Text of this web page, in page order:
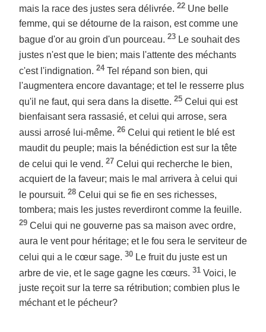
mais la race des justes sera délivrée. 22 Une belle
femme, qui se détourne de la raison, est comme une
bague d'or au groin d'un pourceau. 23 Le souhait des
justes n'est que le bien; mais l'attente des méchants
c'est l'indignation. 24 Tel répand son bien, qui
l'augmentera encore davantage; et tel le resserre plus
qu'il ne faut, qui sera dans la disette. 25 Celui qui est
bienfaisant sera rassasié, et celui qui arrose, sera
aussi arrosé lui-même. 26 Celui qui retient le blé est
maudit du peuple; mais la bénédiction est sur la tête
de celui qui le vend. 27 Celui qui recherche le bien,
acquiert de la faveur; mais le mal arrivera à celui qui
le poursuit. 28 Celui qui se fie en ses richesses,
tombera; mais les justes reverdiront comme la feuille.
29 Celui qui ne gouverne pas sa maison avec ordre,
aura le vent pour héritage; et le fou sera le serviteur de
celui qui a le cœur sage. 30 Le fruit du juste est un
arbre de vie, et le sage gagne les cœurs. 31 Voici, le
juste reçoit sur la terre sa rétribution; combien plus le
méchant et le pécheur?